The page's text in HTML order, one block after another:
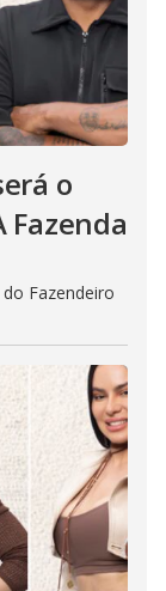
o
Fazenda
Fazendeiro